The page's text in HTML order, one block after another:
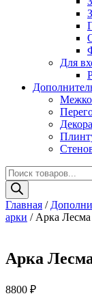
Для
Поиск
товаров
Главная /
арки / Арка Лесма
Арка
8800 ₽